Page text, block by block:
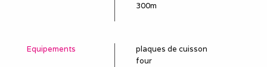
300m
Equipements
plaques de cuisson
four